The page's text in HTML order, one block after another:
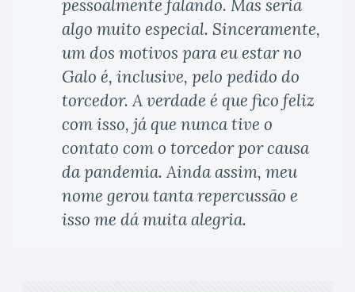
pessoalmente falando. Mas seria
algo muito especial. Sinceramente,
um dos motivos para eu estar no
Galo é, inclusive, pelo pedido do
torcedor. A verdade é que fico feliz
com isso, já que nunca tive o
contato com o torcedor por causa
da pandemia. Ainda assim, meu
nome gerou tanta repercussão e
isso me dá muita alegria.